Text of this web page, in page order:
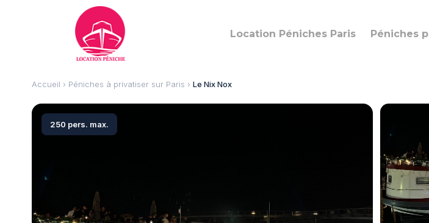
Location Péniches Paris Péniches
Accueil › Péniches à privatiser sur Paris › Le Nix Nox
250 pers. max.